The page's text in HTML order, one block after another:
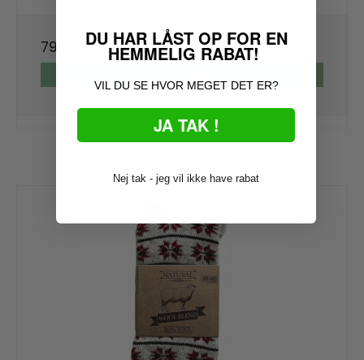
79,00 DKKDU HAR LÅST OP FOR EN
HEMMELIG RABAT!
VIL DU SE HVOR MEGET DET ER?
JA TAK !
Nej tak - jeg vil ikke have rabat